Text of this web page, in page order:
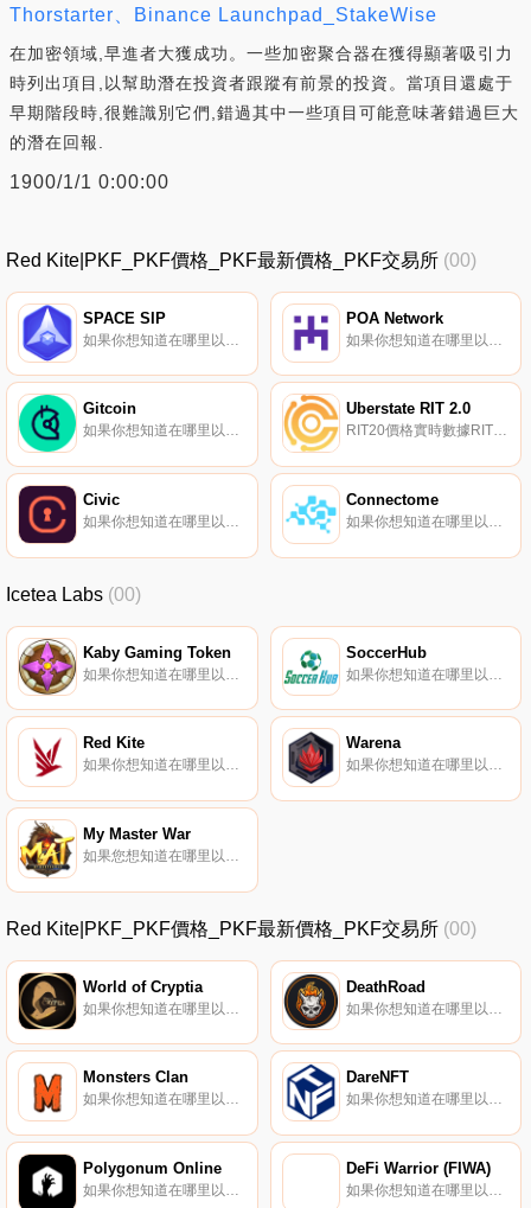
Thorstarter、Binance Launchpad_StakeWise
在加密領域,早進者大獲成功。一些加密聚合器在獲得顯著吸引力
時列出項目,以幫助潛在投資者跟蹤有前景的投資。當項目還處于
早期階段時,很難識別它們,錯過其中一些項目可能意味著錯過巨大
的潛在回報.
1900/1/1 0:00:00
Red Kite|PKF_PKF價格_PKF最新價格_PKF交易所 (00)
SPACE SIP POA Network
Gitcoin
如果你想知道在哪里以當前價格購買Gitcoin,目前交易{Gitcoin]股票的頂級加密貨幣交易所是Binance、Bitrue、CoinW、ByGTCt和Bitget。您可以在我們的加密貨幣交易所頁面上找到其他列表。要了解更多關于這個項目的信息,請查看我們對Gitcoin的深入了解.
Uberstate RIT 2.0
RIT20價格實時數據RIT由Uberstate開發,是以太坊區塊鏈上的一種數字貨幣,以太坊是當今世界上最具可擴展性的區塊鏈。它是一個用于房地產資產管理的分層區塊鏈解決方案,使用房地產支付網絡和涉及數字貨幣和工作證明算法的高級支付處理.
Civic
如果你想知道在哪里以當前價格購買Civic,目前交易{Civic]股票的頂級加密貨幣交易所是Binance、OKX、Bitrue、CoinW和ByCVCt。您可以在我們的加密貨幣交易所頁面上找到其他列表.
Connectome
如果你想知道在哪里以當前價格購買Connectome,目前交易{Connectome]股票的頂級加密貨幣交易所是OKX、BitUBU和Bittrex。您可以在我們的加密貨幣交易所頁面上找到其他列表.
Icetea Labs (00)
Kaby Gaming Token SoccerHub
Red Kite
如果你想知道在哪里以當前價格購買Red Kite,目前交易{Red Kite]股票的頂級加密貨幣交易所是Hotcoin Global、BingX、KuCoin、Gate.io和AscendEX（BitMax）。您可以在我們的加密貨幣交易所頁面上找到其他列表.
Warena
如果你想知道在哪里以當前價格購買Warena,目前交易{Warena]股票的頂級加密貨幣交易所是Gate.io、MEXC、CoinEx、PancakeSwap（V2）和HotRENAt。您可以在我們的加密貨幣交易所頁面上找到其他列表.
My Master War
如果您想知道在哪里以當前價格購買My Master War,目前交易｛MATnname｝股票的頂級加密貨幣交易所是Gate.io。您可以在我們的加密貨幣交易所頁面上找到其他交易所.
Red Kite|PKF_PKF價格_PKF最新價格_PKF交易所 (00)
World of Cryptia DeathRoad
Monsters Clan
如果你想知道在哪里以當前價格購買Monsters Clan,目前交易{Monsters Clan]股票的頂級加密貨幣交易所是BitMart、Gate.io、PancakeSwap（V2）和DODO（BSC）。您可以在我們的加密貨幣交易所頁面上找到其他列表.
DareNFT
如果你想知道在哪里以當前價格購買DareNFT,目前交易{DareNFT]股票的頂級加密貨幣交易所是PancakeSwap（V2）。您可以在我們的加密貨幣交易所頁面上找到其他列表。什么是DareNFT（DNFT）？DareNFT是用于數字資產的通用NFT 2.0協議.
Polygonum Online
如果你想知道在哪里以當前價格購買Polygonum Online,目前交易{Polygonum Online]股票的頂級加密貨幣交易所是Gate.io和HotPOGt。您可以在我們的加密貨幣交易所頁面上找到其他列表。多邊形在線-免費玩,跨平臺多人游戲與NFT市場和開放世界.
DeFi Warrior (FIWA)
如果你想知道在哪里以當前價格購買DeFi Warrior (FIWA),目前交易{DeFi Warrior (FIWA)]股票的頂級加密貨幣交易所是LBank、Gate.io、LATOKEN、PancakeSwap（V2）和MDEX（BSC）。您可以在我們的加密貨幣交易所頁面上找到其他列表.